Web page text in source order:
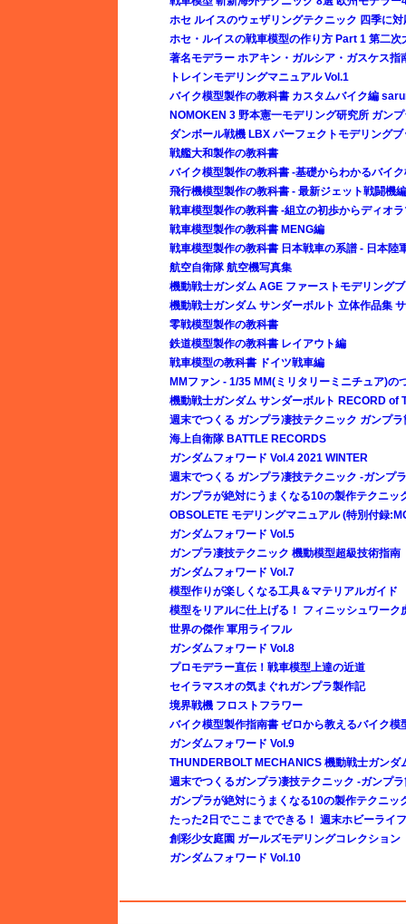
ホセ ルイスのウェザリングテクニック 四季に
ホセ・ルイスの戦車模型の作り方 Part 1 第二次
著名モデラー ホアキン・ガルシア・ガスケス
トレインモデリングマニュアル Vol.1
バイク模型製作の教科書 カスタムバイク編
NOMOKEN 3 野本憲一モデリング研究所 ガン
ダンボール戦機 LBX パーフェクトモデリングブ
戦艦大和製作の教科書
バイク模型製作の教科書 -基礎からわかるバイ
飛行機模型製作の教科書 - 最新ジェット戦闘機
戦車模型製作の教科書 -組立の初歩からディオ
戦車模型製作の教科書 MENG編
戦車模型製作の教科書 日本戦車の系譜 - 日本陸
航空自衛隊 航空機写真集
機動戦士ガンダム AGE ファーストモデリング
機動戦士ガンダム サンダーボルト 立体作品集
零戦模型製作の教科書
鉄道模型製作の教科書 レイアウト編
戦車模型の教科書 ドイツ戦車編
MMファン - 1/35 MM(ミリタリーミニチュア)の
機動戦士ガンダム サンダーボルト RECORD of
週末でつくる ガンプラ凄技テクニック ガンプ
海上自衛隊 BATTLE RECORDS
ガンダムフォワード Vol.4 2021 WINTER
週末でつくる ガンプラ凄技テクニック -ガンプ
ガンプラが絶対にうまくなる10の製作テクニッ
OBSOLETE モデリングマニュアル (特別付録
ガンダムフォワード Vol.5
ガンプラ凄技テクニック 機動模型超級技術指南
ガンダムフォワード Vol.7
模型作りが楽しくなる工具＆マテリアルガイド
模型をリアルに仕上げる！ フィニッシュワーク
世界の傑作 軍用ライフル
ガンダムフォワード Vol.8
プロモデラー直伝！戦車模型上達の近道
セイラマスオの気まぐれガンプラ製作記
境界戦機 フロストフラワー
バイク模型製作指南書 ゼロから教えるバイク模
ガンダムフォワード Vol.9
THUNDERBOLT MECHANICS 機動戦士ガン
週末でつくるガンプラ凄技テクニック -ガンプ
ガンプラが絶対にうまくなる10の製作テクニ
たった2日でここまでできる！ 週末ホビーライフ
創彩少女庭園 ガールズモデリングコレクション
ガンダムフォワード Vol.10